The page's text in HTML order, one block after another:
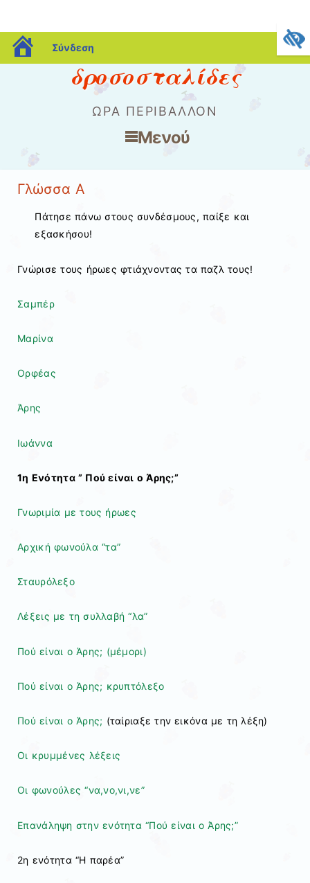
blogs.sch.gr
Σύνδεση
δροσοσταλίδες
ΏΡΑ ΠΕΡΙΒΆΛΛΟΝ
Μενού
Μετάβαση στο περιεχόμενο
Γλώσσα Α
Πάτησε πάνω στους συνδέσμους, παίξε και
εξασκήσου!
Γνώρισε τους ήρωες φτιάχνοντας τα παζλ τους!
Σαμπέρ
Μαρίνα
Ορφέας
Άρης
Ιωάννα
1η Ενότητα ” Πού είναι ο Άρης;”
Γνωριμία με τους ήρωες
Αρχική φωνούλα “τα”
Σταυρόλεξο
Λέξεις με τη συλλαβή “λα”
Πού είναι ο Άρης; (μέμορι)
Πού είναι ο Άρης; κρυπτόλεξο
Πού είναι ο Άρης; (ταίριαξε την εικόνα με τη λέξη)
Οι κρυμμένες λέξεις
Οι φωνούλες “να,νο,νι,νε”
Επανάληψη στην ενότητα “Πού είναι ο Άρης;”
2η ενότητα “Η παρέα”